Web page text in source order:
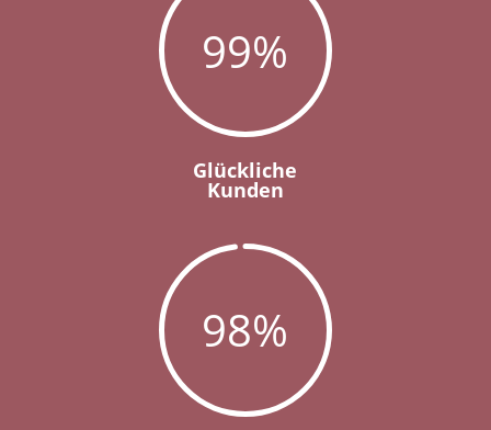
99%
Glückliche
Kunden
98%